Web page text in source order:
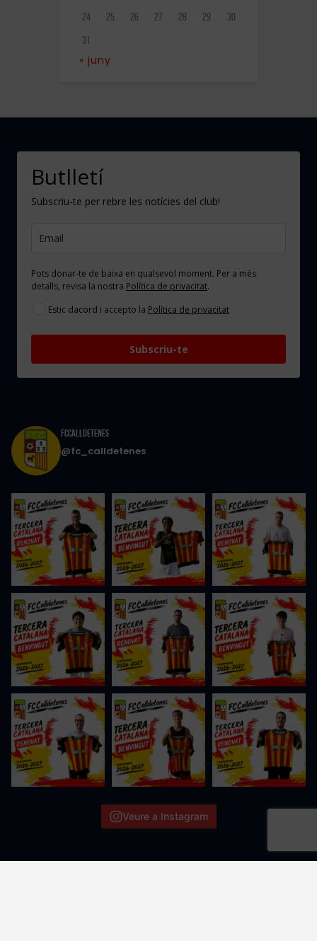
24 25 26 27 28 29 30
31
« juny
Butlletí
Subscriu-te per rebre les notícies del club!
Pots donar-te de baixa en qualsevol moment. Per a més
detalls, revisa la nostra Política de privacitat.
Estic dacord i accepto la Política de privacitat
Subscriu-te
FCCalldetenes
@fc_calldetenes
Veure a Instagram